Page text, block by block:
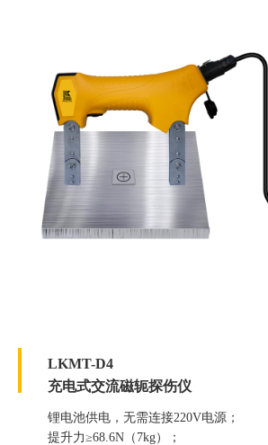
LKMT-D4
充电式交流磁轭探伤仪
锂电池供电，无需连接220V电源；
提升力≥68.6N（7kg）；